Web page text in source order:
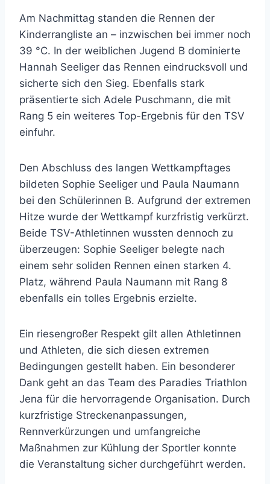
Am Nachmittag standen die Rennen der
Kinderrangliste an – inzwischen bei immer noch
39 °C. In der weiblichen Jugend B dominierte
Hannah Seeliger das Rennen eindrucksvoll und
sicherte sich den Sieg. Ebenfalls stark
präsentierte sich Adele Puschmann, die mit
Rang 5 ein weiteres Top-Ergebnis für den TSV
einfuhr.
Den Abschluss des langen Wettkampftages
bildeten Sophie Seeliger und Paula Naumann
bei den Schülerinnen B. Aufgrund der extremen
Hitze wurde der Wettkampf kurzfristig verkürzt.
Beide TSV-Athletinnen wussten dennoch zu
überzeugen: Sophie Seeliger belegte nach
einem sehr soliden Rennen einen starken 4.
Platz, während Paula Naumann mit Rang 8
ebenfalls ein tolles Ergebnis erzielte.
Ein riesengroßer Respekt gilt allen Athletinnen
und Athleten, die sich diesen extremen
Bedingungen gestellt haben. Ein besonderer
Dank geht an das Team des Paradies Triathlon
Jena für die hervorragende Organisation. Durch
kurzfristige Streckenanpassungen,
Rennverkürzungen und umfangreiche
Maßnahmen zur Kühlung der Sportler konnte
die Veranstaltung sicher durchgeführt werden.